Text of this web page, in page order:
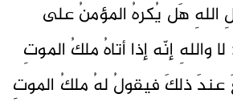
اللهِ هَل يُكرهُ المؤمنُ على
إنّه إذا أتاهُ ملكُ الموتِ
ذلكَ فيقولُ لهُ ملكُ الموتِ